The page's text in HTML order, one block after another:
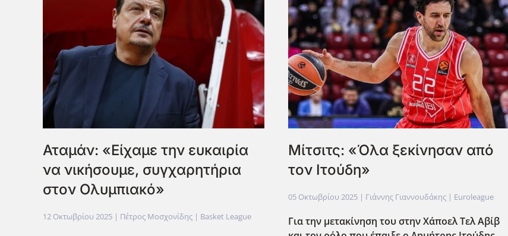
Αταμάν: «Είχαμε την ευκαιρία
να νικήσουμε, συγχαρητήρια
στον Ολυμπιακό»
12 Οκτωβρίου 2025 | Πέτρος Μοσχονίδης | Basket League
Μίτσιτς: «Όλα ξεκίνησαν από
τον Ιτούδη»
05 Οκτωβρίου 2025 | Γιάννης Γιαννουδάκης | Euroleague
Για την μετακίνηση του στην Χάποελ Τελ Αβίβ